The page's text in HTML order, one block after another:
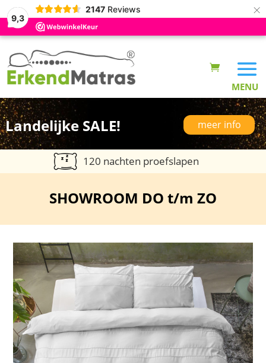
9,3
2147 Reviews ×
Landelijke SALE! meer info
120 nachten proefslapen
SHOWROOM DO t/m ZO